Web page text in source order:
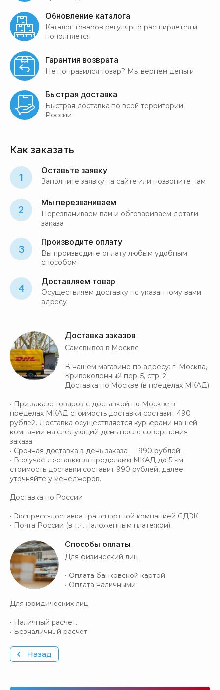
Обновление каталога
Каталог товаров регулярно расширяется и
пополняется
Гарантия возврата
Не понравился товар? Мы вернем деньги
Быстрая доставка
Быстрая доставка по всей территории
России
Как заказать
1
Оставьте заявку
Заполните заявку на сайте или позвоните нам
2
Мы перезваниваем
Перезваниваем вам и обговариваем детали
заказа
3
Производите оплату
Вы производите оплату любым удобным
способом
4
Доставляем товар
Осуществляем доставку по указанному вами
адресу
Доставка заказов
Самовывоз в Москве
В нашем магазине по адресу: г. Москва,
Кривоколенный пер. 5, стр. 2.
Доставка по Москве (в пределах МКАД)
• При заказе товаров с доставкой по Москве в
пределах МКАД стоимость доставки составит 490
рублей. Доставка осуществляется курьерами нашей
компании на следующий день после совершения
заказа.
• Срочная доставка в день заказа — 990 рублей.
• В случае доставки за пределами МКАД до 5 км
стоимость доставки составит 990 рублей, далее
уточняйте у менеджеров.
Доставка по России
• Экспресс-доставка транспортной компанией СДЭК
• Почта России (в т.ч. наложенным платежом).
Способы оплаты
Для физический лиц
• Оплата банковской картой
• Оплата наличными
Для юридических лиц
• Наличный расчет.
• Безналичный расчет
Назад